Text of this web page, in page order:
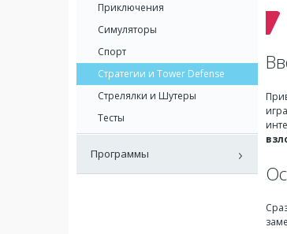
Приключения
Симуляторы
Спорт
Стратегии и Tower Defense
Стрелялки и Шутеры
Тесты
Программы